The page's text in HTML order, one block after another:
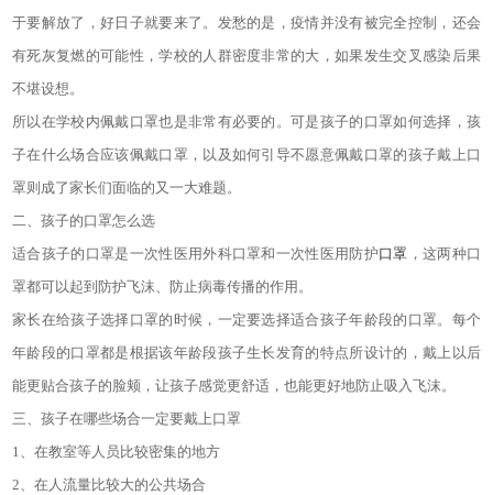
于要解放了，好日子就要来了。发愁的是，疫情并没有被完全控制，还会
有死灰复燃的可能性，学校的人群密度非常的大，如果发生交叉感染后果
不堪设想。
所以在学校内佩戴口罩也是非常有必要的。可是孩子的口罩如何选择，孩
子在什么场合应该佩戴口罩，以及如何引导不愿意佩戴口罩的孩子戴上口
罩则成了家长们面临的又一大难题。
二、孩子的口罩怎么选
适合孩子的口罩是一次性医用外科口罩和一次性医用防护口罩 ，这两种口
罩都可以起到防护飞沫、防止病毒传播的作用。
家长在给孩子选择口罩的时候，一定要选择适合孩子年龄段的口罩。每个
年龄段的口罩都是根据该年龄段孩子生长发育的特点所设计的，戴上以后
能更贴合孩子的脸颊，让孩子感觉更舒适，也能更好地防止吸入飞沫。
三、孩子在哪些场合一定要戴上口罩
1、在教室等人员比较密集的地方
2、在人流量比较大的公共场合